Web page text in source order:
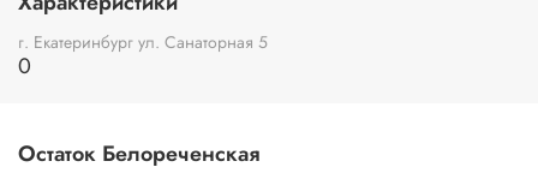
г. Екатеринбург ул. Санаторная 5
0
Остаток Белореченская